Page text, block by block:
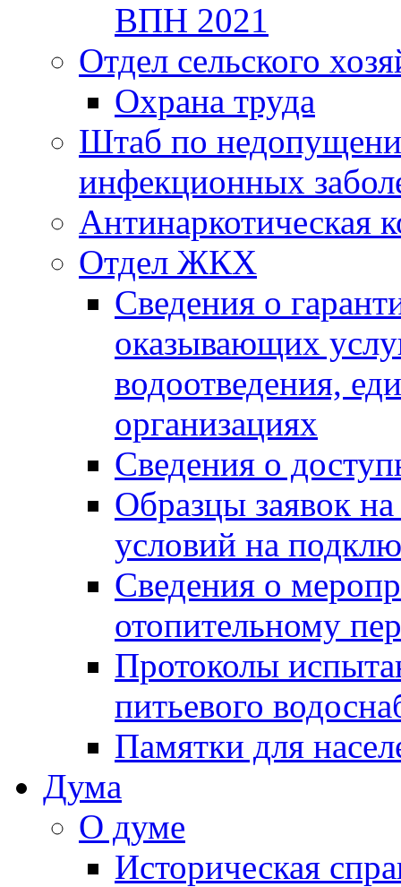
ВПН 2021
Отдел сельского
Охрана труда
Штаб по
инфекционных
Антинаркотическая
Отдел ЖКХ
Сведения о
оказывающих
водоотведения,
организациях
Сведения о
Образцы заявок
условий на
Сведения о
отопительному
Протоколы
питьевого
Памятки для
Дума
О думе
Историческая